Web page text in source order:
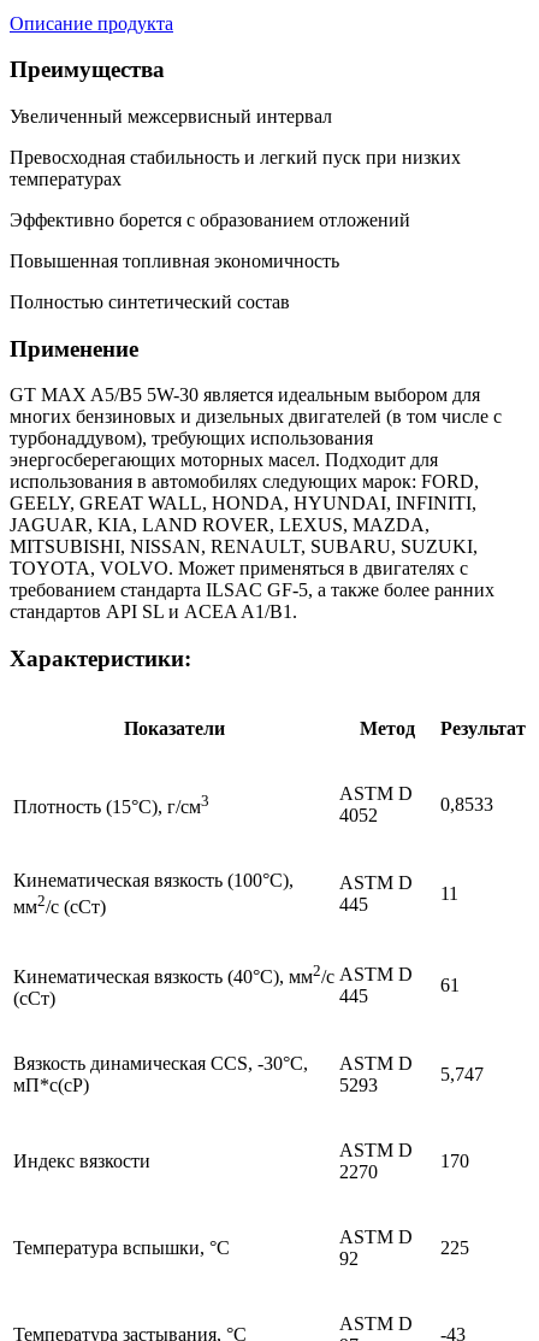
Описание продукта
Преимущества
Увеличенный межсервисный интервал
Превосходная стабильность и легкий пуск при низких
температурах
Эффективно борется с образованием отложений
Повышенная топливная экономичность
Полностью синтетический состав
Применение
GT MAX A5/B5 5W-30 является идеальным выбором для
многих бензиновых и дизельных двигателей (в том числе с
турбонаддувом), требующих использования
энергосберегающих моторных масел. Подходит для
использования в автомобилях следующих марок: FORD,
GEELY, GREAT WALL, HONDA, HYUNDAI, INFINITI,
JAGUAR, KIA, LAND ROVER, LEXUS, MAZDA,
MITSUBISHI, NISSAN, RENAULT, SUBARU, SUZUKI,
TOYOTA, VOLVO. Может применяться в двигателях с
требованием стандарта ILSAC GF-5, а также более ранних
стандартов API SL и ACEA A1/B1.
Характеристики:
Показатели Метод Результат
Плотность (15°С), г/см3
ASTM D
4052
0,8533
Кинематическая вязкость (100°C),
мм2/с (сСт)
ASTM D
445
11
Кинематическая вязкость (40°C), мм2/с
(сСт)
ASTM D
445
61
Вязкость динамическая CCS, -30°C,
мП*с(cP)
ASTM D
5293
5,747
Индекс вязкости
ASTM D
2270
170
Температура вспышки, °С
ASTM D
92
225
Температура застывания, °С
ASTM D
-43